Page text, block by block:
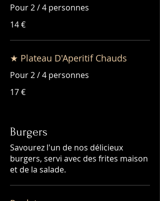
Pour 2 / 4 personnes
14 €
★ Plateau D'Aperitif Chauds
Pour 2 / 4 personnes
17 €
Burgers
Savourez l'un de nos délicieux
burgers, servi avec des frites maison
et de la salade.